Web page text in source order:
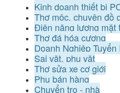
Kinh doanh thiết bị
Thợ mộc, chuyên đồ
Điện năng lượng mặt
Thợ đá hóa cương
Doanh Nghiệp Tuyển
Sai vặt, phụ vặt
Thợ sửa xe cơ giới
Phụ bán hàng
Chuyển trọ - nhà